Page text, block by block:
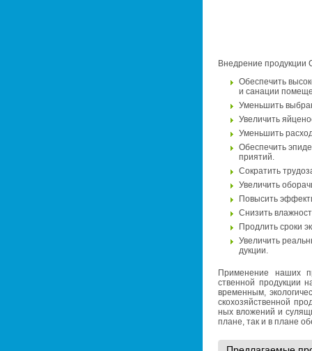
Внед­ре­ние про­дук­ции
Обес­пе­чить
и са­на­ции
Умень­шить
Уве­ли­чить
Умень­шить
Обес­пе­чить
при­я­тий.
Со­кра­тить
Уве­ли­чить
По­вы­сить
Сни­зить
Про­длить сроки
Уве­ли­чить
дук­ции.
При­ме­не­ние наших
ствен­ной про­дук­ции
вре­мен­ным,
ско­хо­зяй­ствен­ной
ных вло­же­ний и
плане, так и в плане